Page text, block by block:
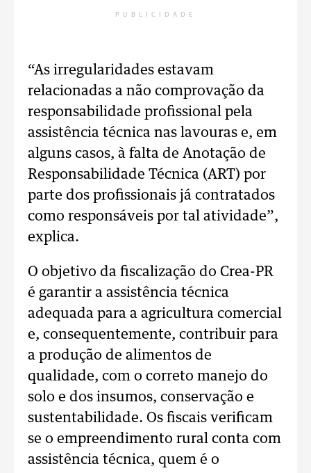
PUBLICIDADE
“As irregularidades estavam
relacionadas a não comprovação da
responsabilidade profissional pela
assistência técnica nas lavouras e, em
alguns casos, à falta de Anotação de
Responsabilidade Técnica (ART) por
parte dos profissionais já contratados
como responsáveis por tal atividade”,
explica.
O objetivo da fiscalização do Crea-PR
é garantir a assistência técnica
adequada para a agricultura comercial
e, consequentemente, contribuir para
a produção de alimentos de
qualidade, com o correto manejo do
solo e dos insumos, conservação e
sustentabilidade. Os fiscais verificam
se o empreendimento rural conta com
assistência técnica, quem é o